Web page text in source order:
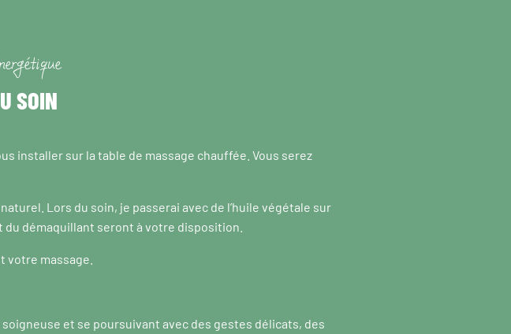
SOIN
installer sur la table de massage chauffée. Vous serez
Lors du soin, je passerai avec de l’huile végétale sur
du démaquillant seront à votre disposition.
votre massage.
et se poursuivant avec des gestes délicats, des